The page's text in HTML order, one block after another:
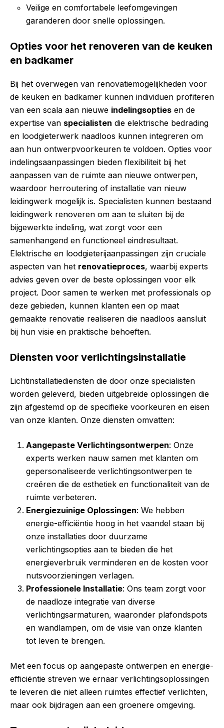
Veilige en comfortabele leefomgevingen
garanderen door snelle oplossingen.
Opties voor het renoveren van de keuken
en badkamer
Bij het overwegen van renovatiemogelijkheden voor
de keuken en badkamer kunnen individuen profiteren
van een scala aan nieuwe indelingsopties en de
expertise van specialisten die elektrische bedrading
en loodgieterwerk naadloos kunnen integreren om
aan hun ontwerpvoorkeuren te voldoen. Opties voor
indelingsaanpassingen bieden flexibiliteit bij het
aanpassen van de ruimte aan nieuwe ontwerpen,
waardoor herroutering of installatie van nieuw
leidingwerk mogelijk is. Specialisten kunnen bestaand
leidingwerk renoveren om aan te sluiten bij de
bijgewerkte indeling, wat zorgt voor een
samenhangend en functioneel eindresultaat.
Elektrische en loodgieterijaanpassingen zijn cruciale
aspecten van het renovatieproces, waarbij experts
advies geven over de beste oplossingen voor elk
project. Door samen te werken met professionals op
deze gebieden, kunnen klanten een op maat
gemaakte renovatie realiseren die naadloos aansluit
bij hun visie en praktische behoeften.
Diensten voor verlichtingsinstallatie
Lichtinstallatiediensten die door onze specialisten
worden geleverd, bieden uitgebreide oplossingen die
zijn afgestemd op de specifieke voorkeuren en eisen
van onze klanten. Onze diensten omvatten:
Aangepaste Verlichtingsontwerpen: Onze
experts werken nauw samen met klanten om
gepersonaliseerde verlichtingsontwerpen te
creëren die de esthetiek en functionaliteit van de
ruimte verbeteren.
Energiezuinige Oplossingen: We hebben
energie-efficiëntie hoog in het vaandel staan bij
onze installaties door duurzame
verlichtingsopties aan te bieden die het
energieverbruik verminderen en de kosten voor
nutsvoorzieningen verlagen.
Professionele Installatie: Ons team zorgt voor
de naadloze integratie van diverse
verlichtingsarmaturen, waaronder plafondspots
en wandlampen, om de visie van onze klanten
tot leven te brengen.
Met een focus op aangepaste ontwerpen en energie-
efficiëntie streven we ernaar verlichtingsoplossingen
te leveren die niet alleen ruimtes effectief verlichten,
maar ook bijdragen aan een groenere omgeving.